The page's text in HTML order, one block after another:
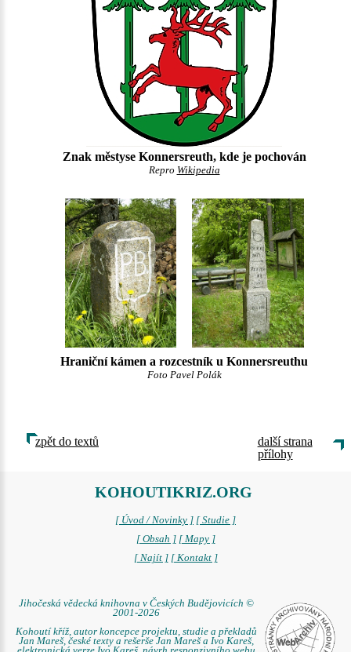
Znak městyse Konnersreuth, kde je pochován
Repro Wikipedia
Hraniční kámen a rozcestník u Konnersreuthu
Foto Pavel Polák
zpět do textů
další strana
přílohy
KOHOUTIKRIZ.ORG
[ Úvod / Novinky ] [ Studie ]
[ Obsah ] [ Mapy ]
[ Najít ] [ Kontakt ]
Jihočeská vědecká knihovna v Českých Budějovicích ©
2001-2026
Kohoutí kříž, autor koncepce projektu, studie a překladů
Jan Mareš, české texty a rešerše Jan Mareš a Ivo Kareš,